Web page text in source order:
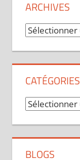
ARCHIVES
Archives
CATÉGORIES
Catégories
BLOGS